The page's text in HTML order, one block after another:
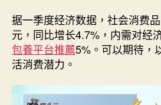
据一季度经济数据，社会消费
元，同比增长4.7%，内需对经
包養平台推薦5%。可以期待，
活消费潜力。